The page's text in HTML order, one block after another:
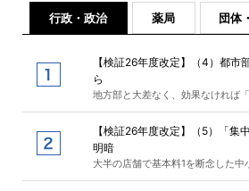
行政・政治 薬局 団体
【検証26年度改定】（4）都市
ら
地方部と大差なく、効果なければ
【検証26年度改定】（5）「集
明暗
大半の店舗で基本料1を断念した中